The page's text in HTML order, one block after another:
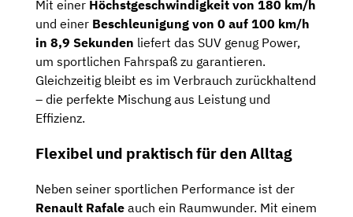
Mit einer Höchstgeschwindigkeit von 180 km/h
und einer Beschleunigung von 0 auf 100 km/h
in 8,9 Sekunden liefert das SUV genug Power,
um sportlichen Fahrspaß zu garantieren.
Gleichzeitig bleibt es im Verbrauch zurückhaltend
– die perfekte Mischung aus Leistung und
Effizienz.
Flexibel und praktisch für den Alltag
Neben seiner sportlichen Performance ist der
Renault Rafale auch ein Raumwunder. Mit einem